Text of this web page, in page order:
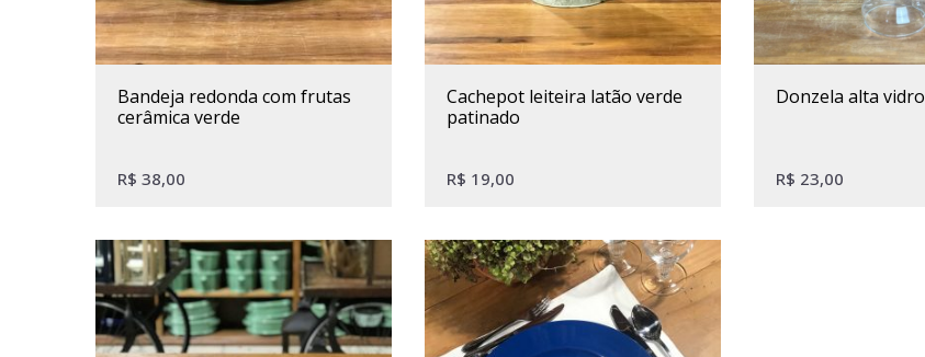
bandeja redonda com frutas
cerâmica verde
R$ 38,00
cachepot leiteira latão verde
patinado
R$ 19,00
donzela alta vidro
R$ 23,00